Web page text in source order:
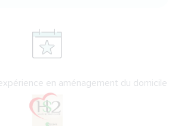
en aménagement du domicile